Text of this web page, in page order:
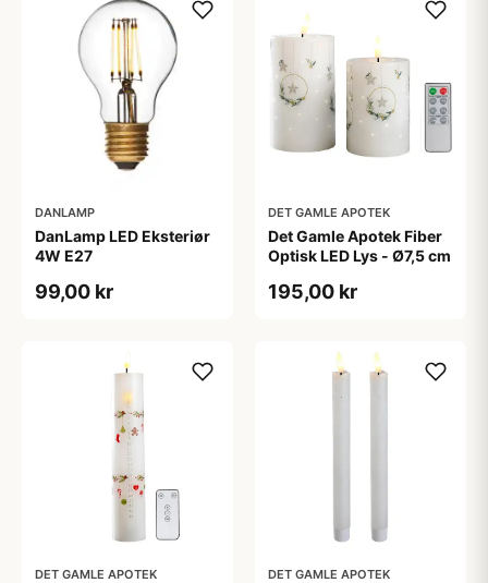
DANLAMP
DanLamp LED Eksteriør
4W E27
99,00 kr
DET GAMLE APOTEK
Det Gamle Apotek Fiber
Optisk LED Lys - Ø7,5 cm
195,00 kr
DET GAMLE APOTEK DET GAMLE APOTEK